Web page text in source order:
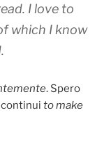
I love to
which I know
. Spero
continui to make